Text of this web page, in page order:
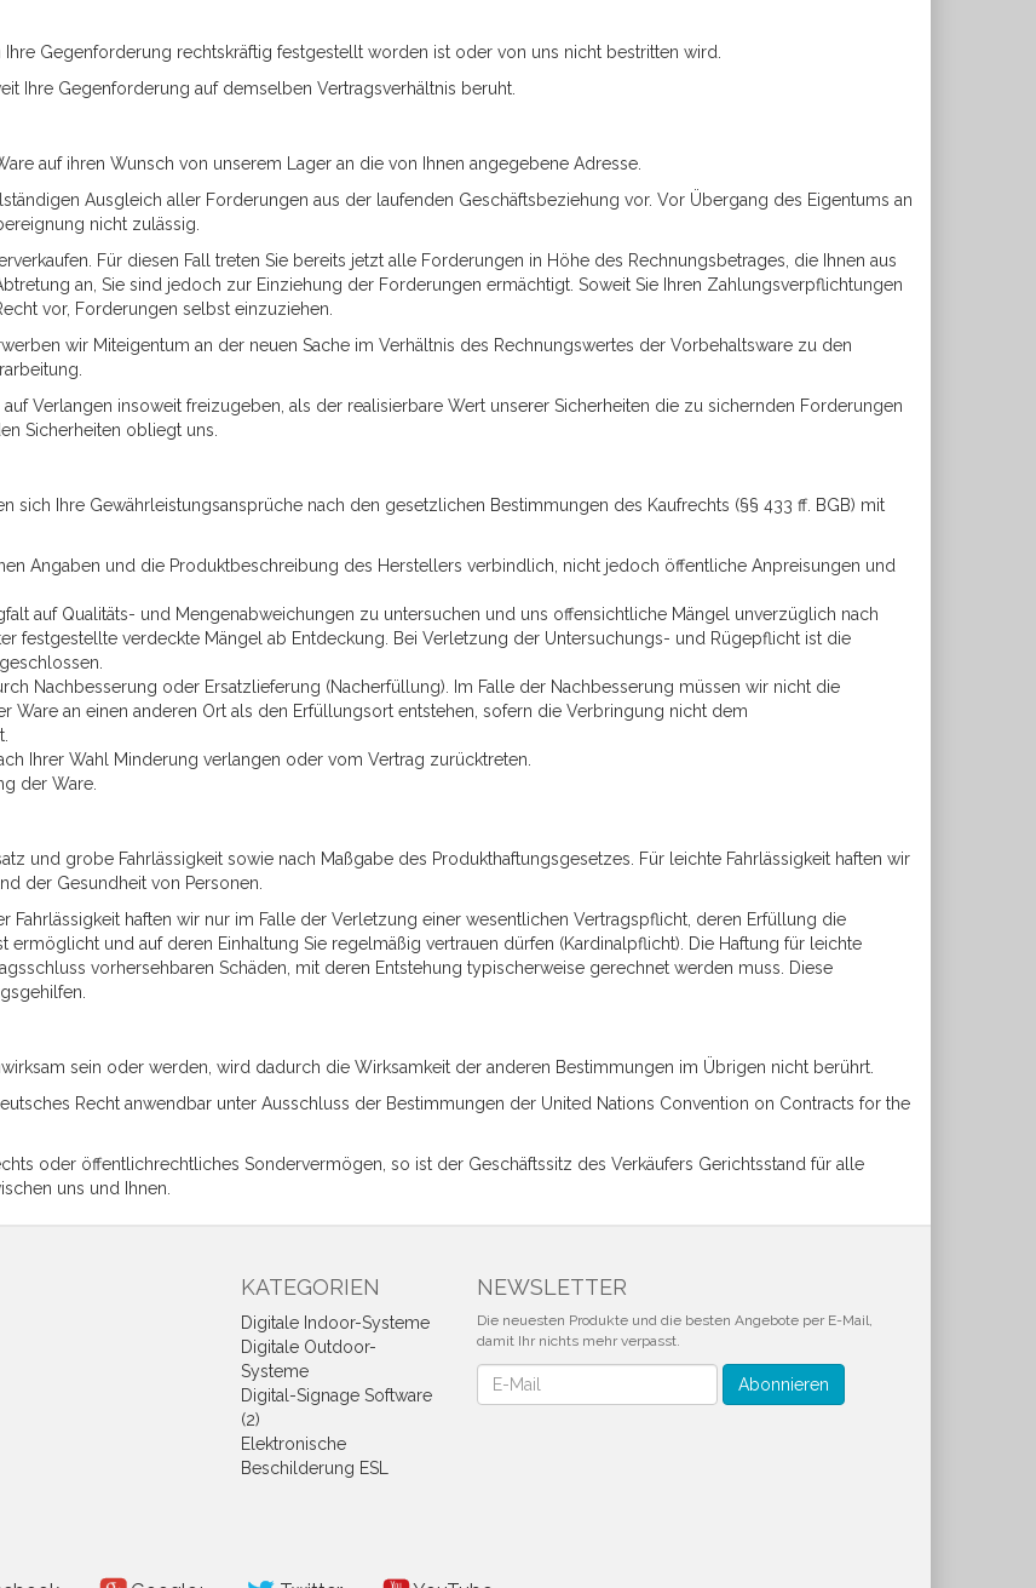
Gegenforderung rechtskräftig festgestellt worden ist oder von uns nicht bestritten wird.
Ihre Gegenforderung auf demselben Vertragsverhältnis beruht.
auf ihren Wunsch von unserem Lager an die von Ihnen angegebene Adresse.
Ausgleich aller Forderungen aus der laufenden Geschäftsbeziehung vor. Vor Übergang des Eigentums an
nicht zulässig.
Für diesen Fall treten Sie bereits jetzt alle Forderungen in Höhe des Rechnungsbetrages, die Ihnen aus
an, Sie sind jedoch zur Einziehung der Forderungen ermächtigt. Soweit Sie Ihren Zahlungsverpflichtungen
vor, Forderungen selbst einzuziehen.
wir Miteigentum an der neuen Sache im Verhältnis des Rechnungswertes der Vorbehaltsware zu den
Verlangen insoweit freizugeben, als der realisierbare Wert unserer Sicherheiten die zu sichernden Forderungen
Sicherheiten obliegt uns.
sich Ihre Gewährleistungsansprüche nach den gesetzlichen Bestimmungen des Kaufrechts (§§ 433 ff. BGB) mit
Angaben und die Produktbeschreibung des Herstellers verbindlich, nicht jedoch öffentliche Anpreisungen und
auf Qualitäts- und Mengenabweichungen zu untersuchen und uns offensichtliche Mängel unverzüglich nach
festgestellte verdeckte Mängel ab Entdeckung. Bei Verletzung der Untersuchungs- und Rügepflicht ist die
Nachbesserung oder Ersatzlieferung (Nacherfüllung). Im Falle der Nachbesserung müssen wir nicht die
Ware an einen anderen Ort als den Erfüllungsort entstehen, sofern die Verbringung nicht dem
Ihrer Wahl Minderung verlangen oder vom Vertrag zurücktreten.
der Ware.
und grobe Fahrlässigkeit sowie nach Maßgabe des Produkthaftungsgesetzes. Für leichte Fahrlässigkeit haften wir
der Gesundheit von Personen.
Fahrlässigkeit haften wir nur im Falle der Verletzung einer wesentlichen Vertragspflicht, deren Erfüllung die
und auf deren Einhaltung Sie regelmäßig vertrauen dürfen (Kardinalpflicht). Die Haftung für leichte
vorhersehbaren Schäden, mit deren Entstehung typischerweise gerechnet werden muss. Diese
sein oder werden, wird dadurch die Wirksamkeit der anderen Bestimmungen im Übrigen nicht berührt.
Recht anwendbar unter Ausschluss der Bestimmungen der United Nations Convention on Contracts for the
oder öffentlichrechtliches Sondervermögen, so ist der Geschäftssitz des Verkäufers Gerichtsstand für alle
uns und Ihnen.
KATEGORIEN
Digitale Indoor-Systeme
Digitale Outdoor-
Systeme
Digital-Signage Software
(2)
Elektronische
Beschilderung ESL
NEWSLETTER
Die neuesten Produkte und die besten Angebote per E-Mail,
damit Ihr nichts mehr verpasst.
Newsletter Abonnieren